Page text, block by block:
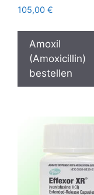
105,00 €
Amoxil
(Amoxicillin)
bestellen